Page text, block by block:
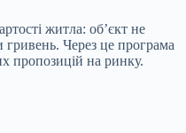
житла: об’єкт не
Через це програма
пропозицій на ринку.